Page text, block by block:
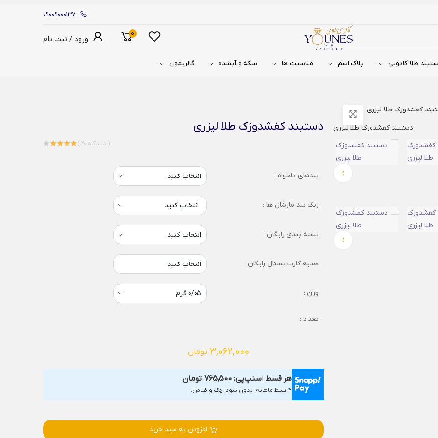
09009000137
ورود / ثبت نام
0
طلا کادویی پلاک اسم مناسبت ها سکه و آبشده گالریمون
کفشدوزک طلا لیزری
›
›
دستبند کفشدوزک طلا لیزری
( 20 دیدگاه )
بندهای دلخواه :
رنگ بند مارشال ها : انتخاب کنید
بسته بندی رایگان :
هدیه کارت پستال رایگان : انتخاب کنید
وزن :
تعداد :
3,062,000 تومان
هر قسط اسنپ‌پی: 765,500 تومان
۴ قسط ماهانه. بدون سود، چک و ضامن.
افزودن به سبد خرید